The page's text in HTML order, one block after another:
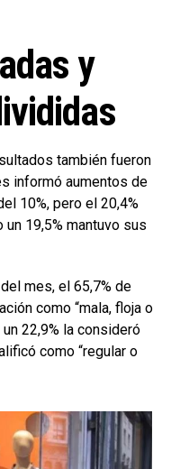
y
también fueron
informó aumentos de
10%, pero el 20,4%
19,5% mantuvo sus
mes, el 65,7% de
como “mala, floja o
22,9% la consideró
como “regular o